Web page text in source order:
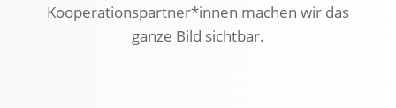
Kooperationspartner*innen machen wir das
ganze Bild sichtbar.